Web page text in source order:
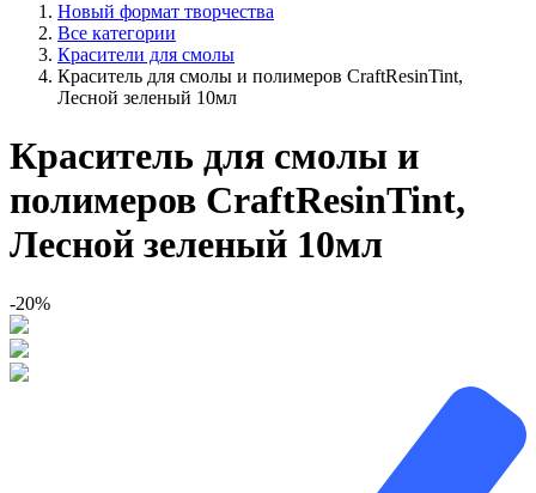
Новый формат творчества
Все категории
Красители для смолы
Краситель для смолы и полимеров CraftResinTint,
Лесной зеленый 10мл
Краситель для смолы и
полимеров CraftResinTint,
Лесной зеленый 10мл
-20%